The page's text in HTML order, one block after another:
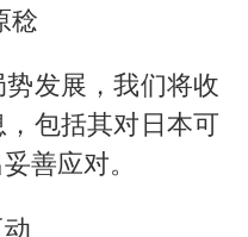
稔
发展，我们将收
包括其对日本可
善应对。